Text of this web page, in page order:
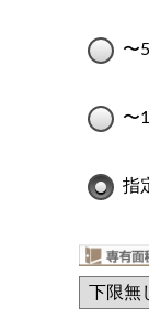
〜
〜
指